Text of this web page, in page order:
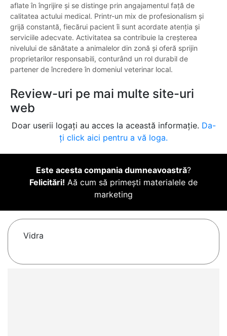
aflate în îngrijire și se distinge prin angajamentul față de
calitatea actului medical. Printr-un mix de profesionalism și
grijă constantă, fiecărui pacient îi sunt acordate atenția și
serviciile adecvate. Activitatea sa contribuie la creșterea
nivelului de sănătate a animalelor din zonă și oferă sprijin
proprietarilor responsabili, conturând un rol durabil de
partener de încredere în domeniul veterinar local.
Review-uri pe mai multe site-uri
web
Doar userii logați au acces la această informație. Da-
ți click aici pentru a vă loga.
Este acesta compania dumneavoastră?
Felicitări! Aă cum să primești materialele de
marketing
Vidra